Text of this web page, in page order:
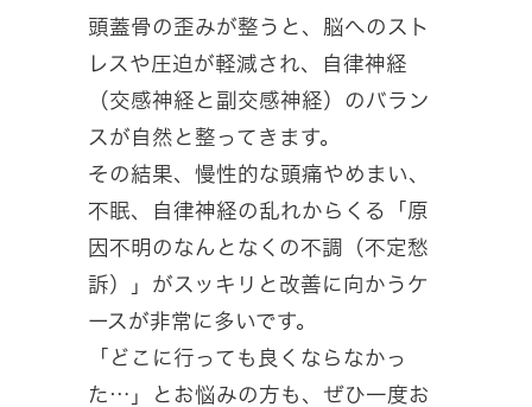
頭蓋骨の歪みが整うと、脳へのスト
レスや圧迫が軽減され、自律神経
（交感神経と副交感神経）のバラン
スが自然と整ってきます。
その結果、慢性的な頭痛やめまい、
不眠、自律神経の乱れからくる「原
因不明のなんとなくの不調（不定愁
訴）」がスッキリと改善に向かうケ
ースが非常に多いです。
「どこに行っても良くならなかっ
た…」とお悩みの方も、ぜひ一度お